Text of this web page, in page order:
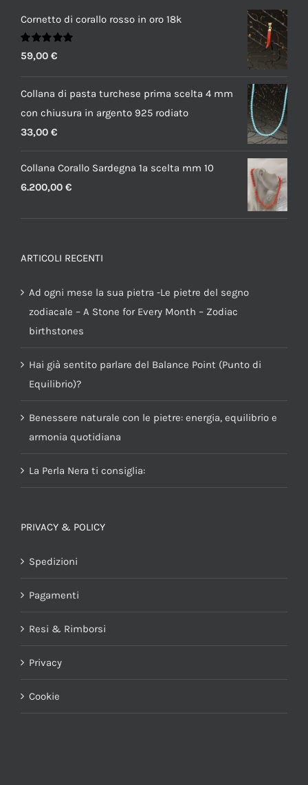
Cornetto di corallo rosso in oro 18k
Valutato
5.00 su 5
59,00 €
Collana di pasta turchese prima scelta 4 mm
con chiusura in argento 925 rodiato
33,00 €
Collana Corallo Sardegna 1a scelta mm 10
6.200,00 €
ARTICOLI RECENTI
Ad ogni mese la sua pietra -Le pietre del segno
zodiacale – A Stone for Every Month – Zodiac
birthstones
Hai già sentito parlare del Balance Point (Punto di
Equilibrio)?
Benessere naturale con le pietre: energia, equilibrio e
armonia quotidiana
La Perla Nera ti consiglia:
PRIVACY & POLICY
Spedizioni
Pagamenti
Resi & Rimborsi
Privacy
Cookie